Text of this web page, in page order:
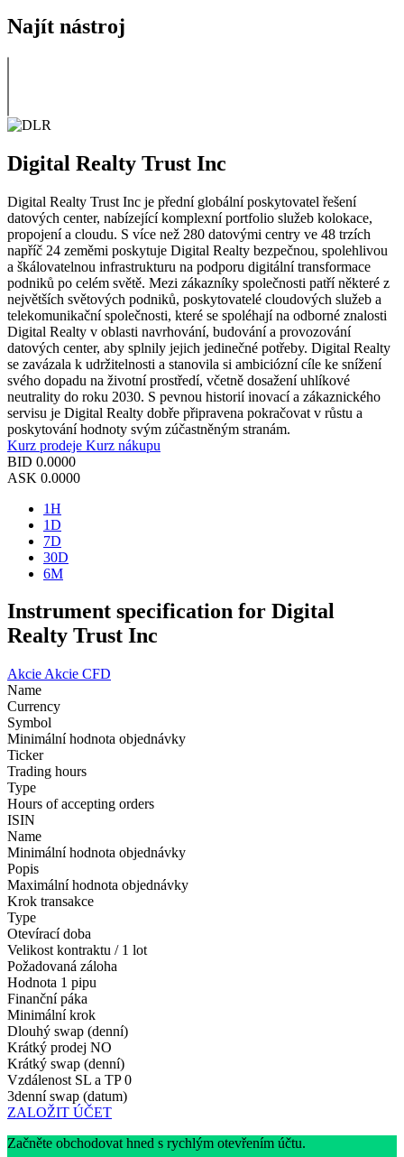
Najít nástroj
Digital Realty Trust Inc
Digital Realty Trust Inc je přední globální poskytovatel řešení
datových center, nabízející komplexní portfolio služeb kolokace,
propojení a cloudu. S více než 280 datovými centry ve 48 trzích
napříč 24 zeměmi poskytuje Digital Realty bezpečnou, spolehlivou
a škálovatelnou infrastrukturu na podporu digitální transformace
podniků po celém světě. Mezi zákazníky společnosti patří některé z
největších světových podniků, poskytovatelé cloudových služeb a
telekomunikační společnosti, které se spoléhají na odborné znalosti
Digital Realty v oblasti navrhování, budování a provozování
datových center, aby splnily jejich jedinečné potřeby. Digital Realty
se zavázala k udržitelnosti a stanovila si ambiciózní cíle ke snížení
svého dopadu na životní prostředí, včetně dosažení uhlíkové
neutrality do roku 2030. S pevnou historií inovací a zákaznického
servisu je Digital Realty dobře připravena pokračovat v růstu a
poskytování hodnoty svým zúčastněným stranám.
Kurz prodeje Kurz nákupu
BID 0.0000
ASK 0.0000
1H
1D
7D
30D
6M
Instrument specification for Digital
Realty Trust Inc
Akcie Akcie CFD
Name
Currency
Symbol
Minimální hodnota objednávky
Ticker
Trading hours
Type
Hours of accepting orders
ISIN
Name
Minimální hodnota objednávky
Popis
Maximální hodnota objednávky
Krok transakce
Type
Otevírací doba
Velikost kontraktu / 1 lot
Požadovaná záloha
Hodnota 1 pipu
Finanční páka
Minimální krok
Dlouhý swap (denní)
Krátký prodej NO
Krátký swap (denní)
Vzdálenost SL a TP 0
3denní swap (datum)
ZALOŽIT ÚČET
Začněte obchodovat hned s rychlým otevřením účtu.